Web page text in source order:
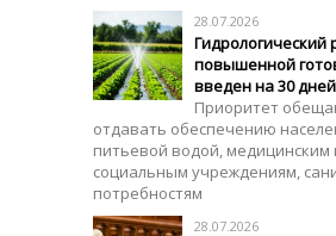
28.07.2026
Гидрологический
повышенной
введен на 30 дней
Приоритет
отдавать обеспечению
питьевой водой, медицинским
социальным учреждениям,
потребностям
28.07.2026